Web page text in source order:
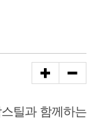
틸과 함께하는